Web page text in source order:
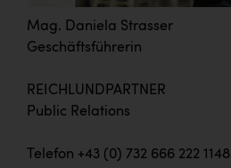
Mag. Daniela Strasser
Geschäftsführerin
REICHLUNDPARTNER
Public Relations
Telefon +43 (0) 732 666 222 1148